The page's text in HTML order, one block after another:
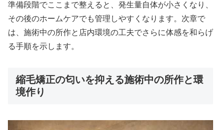
準備段階でここまで整えると、発生量自体が小さくなり、
その後のホームケアでも管理しやすくなります。次章で
は、施術中の所作と店内環境の工夫でさらに体感を和らげ
る手順を示します。
縮毛矯正の匂いを抑える施術中の所作と環
境作り